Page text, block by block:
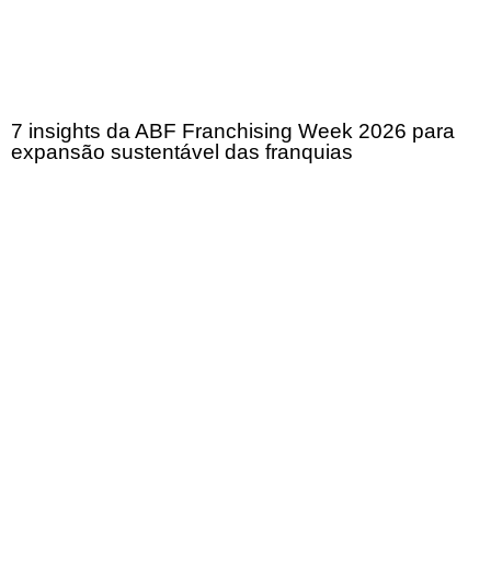
7 insights da ABF Franchising Week 2026 para
expansão sustentável das franquias